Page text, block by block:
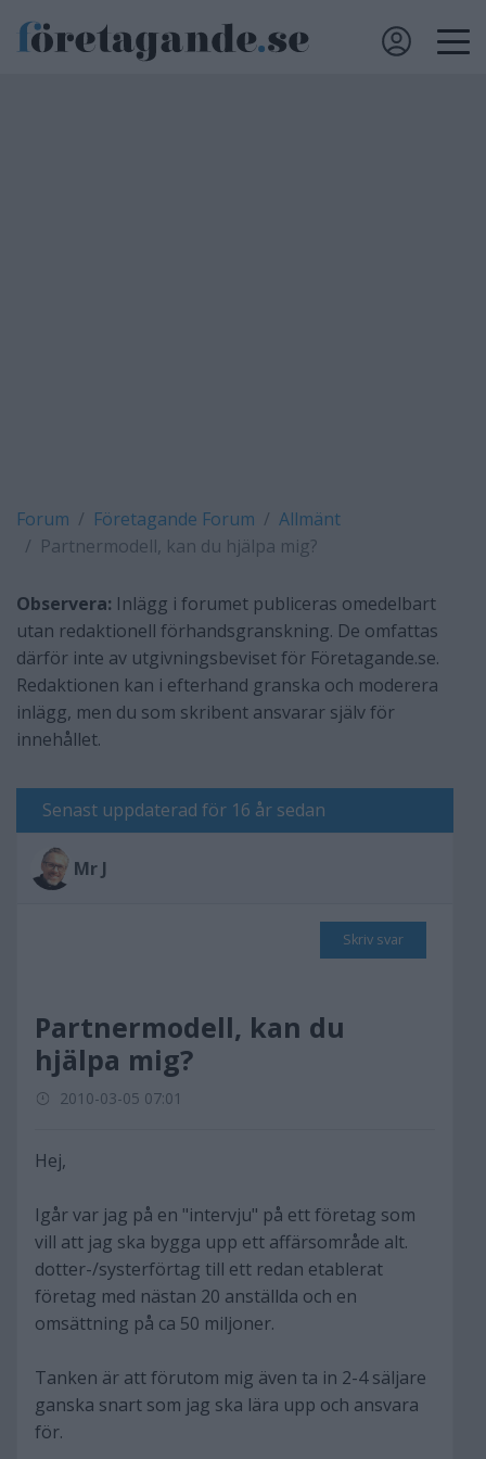
Forum Företagande Forum
Allmänt
Partnermodell, kan du hjälpa mig?
Observera: Inlägg i forumet publiceras omedelbart
utan redaktionell förhandsgranskning. De omfattas
därför inte av utgivningsbeviset för Företagande.se.
Redaktionen kan i efterhand granska och moderera
inlägg, men du som skribent ansvarar själv för
innehållet.
Senast uppdaterad för 16 år sedan
Mr J
Skriv svar
Partnermodell, kan du
hjälpa mig?
2010-03-05 07:01
Hej,
Igår var jag på en "intervju" på ett företag som
vill att jag ska bygga upp ett affärsområde alt.
dotter-/systerförtag till ett redan etablerat
företag med nästan 20 anställda och en
omsättning på ca 50 miljoner.
Tanken är att förutom mig även ta in 2-4 säljare
ganska snart som jag ska lära upp och ansvara
för.